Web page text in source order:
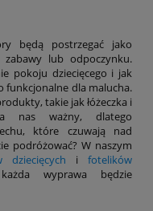
będą postrzegać jako
lub odpoczynku.
pokoju dziecięcego i jak
funkcjonalne dla malucha.
takie jak łóżeczka i
nas ważny, dlatego
które czuwają nad
podróżować? W naszym
dziecięcych i fotelików
wyprawa będzie